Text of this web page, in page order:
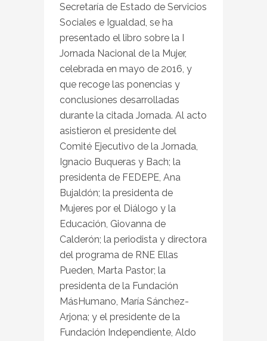
Secretaría de Estado de Servicios
Sociales e Igualdad, se ha
presentado el libro sobre la I
Jornada Nacional de la Mujer,
celebrada en mayo de 2016, y
que recoge las ponencias y
conclusiones desarrolladas
durante la citada Jornada. Al acto
asistieron el presidente del
Comité Ejecutivo de la Jornada,
Ignacio Buqueras y Bach; la
presidenta de FEDEPE, Ana
Bujaldón; la presidenta de
Mujeres por el Diálogo y la
Educación, Giovanna de
Calderón; la periodista y directora
del programa de RNE Ellas
Pueden, Marta Pastor; la
presidenta de la Fundación
MásHumano, María Sánchez-
Arjona; y el presidente de la
Fundación Independiente, Aldo